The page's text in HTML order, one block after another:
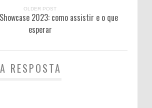
OLDER POST
2023: como assistir e o que
esperar
RESPOSTA